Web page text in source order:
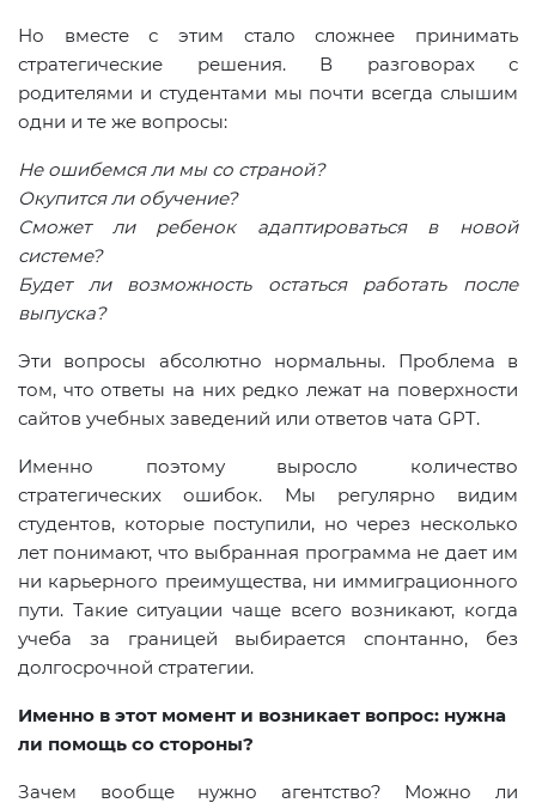
Но вместе с этим стало сложнее принимать
стратегические решения. В разговорах с
родителями и студентами мы почти всегда слышим
одни и те же вопросы:
Не ошибемся ли мы со страной?
Окупится ли обучение?
Сможет ли ребенок адаптироваться в новой
системе?
Будет ли возможность остаться работать после
выпуска?
Эти вопросы абсолютно нормальны. Проблема в
том, что ответы на них редко лежат на поверхности
сайтов учебных заведений или ответов чата GPT.
Именно поэтому выросло количество
стратегических ошибок. Мы регулярно видим
студентов, которые поступили, но через несколько
лет понимают, что выбранная программа не дает им
ни карьерного преимущества, ни иммиграционного
пути. Такие ситуации чаще всего возникают, когда
учеба за границей выбирается спонтанно, без
долгосрочной стратегии.
Именно в этот момент и возникает вопрос: нужна
ли помощь со стороны?
Зачем вообще нужно агентство? Можно ли